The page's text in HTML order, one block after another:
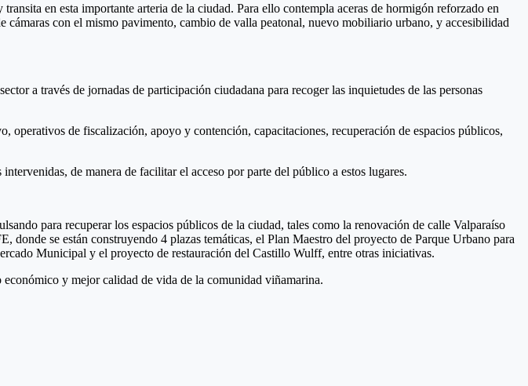
en esta importante arteria de la ciudad. Para ello contempla aceras de hormigón reforzado en
con el mismo pavimento, cambio de valla peatonal, nuevo mobiliario urbano, y accesibilidad
a través de jornadas de participación ciudadana para recoger las inquietudes de las personas
de fiscalización, apoyo y contención, capacitaciones, recuperación de espacios públicos,
de manera de facilitar el acceso por parte del público a estos lugares.
para recuperar los espacios públicos de la ciudad, tales como la renovación de calle Valparaíso
se están construyendo 4 plazas temáticas, el Plan Maestro del proyecto de Parque Urbano para
Municipal y el proyecto de restauración del Castillo Wulff, entre otras iniciativas.
y mejor calidad de vida de la comunidad viñamarina.